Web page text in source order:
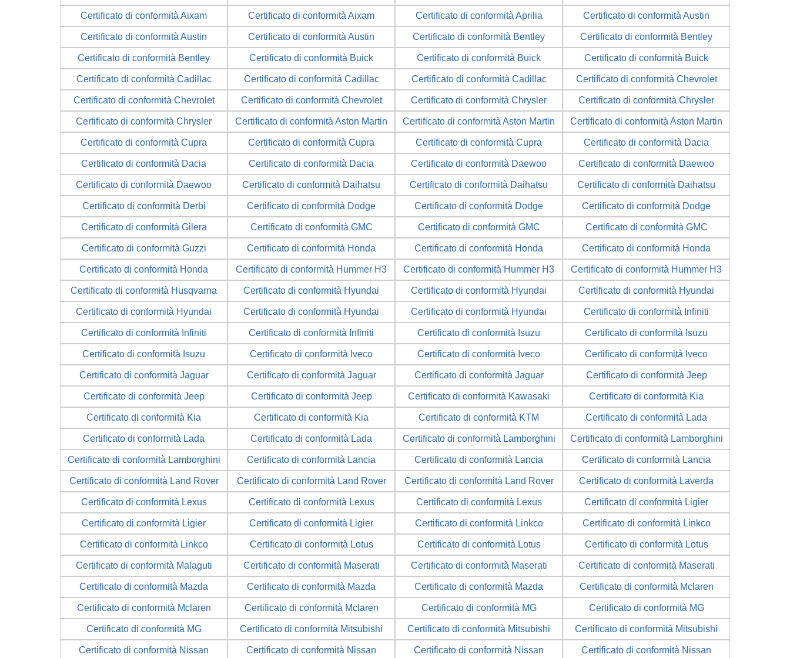
Certificato di conformità Aixam Certificato di conformità Aixam Certificato di conformità Aprilia Certificato di conformità Austin
Certificato di conformità Austin Certificato di conformità Austin Certificato di conformità Bentley Certificato di conformità Bentley
Certificato di conformità Bentley Certificato di conformità Buick Certificato di conformità Buick Certificato di conformità Buick
Certificato di conformità Cadillac Certificato di conformità Cadillac Certificato di conformità Cadillac Certificato di conformità Chevrolet
Certificato di conformità Chevrolet Certificato di conformità Chevrolet Certificato di conformità Chrysler Certificato di conformità Chrysler
Certificato di conformità Chrysler Certificato di conformità Aston Martin Certificato di conformità Aston Martin Certificato di conformità Aston Martin
Certificato di conformità Cupra Certificato di conformità Cupra Certificato di conformità Cupra Certificato di conformità Dacia
Certificato di conformità Dacia Certificato di conformità Dacia Certificato di conformità Daewoo Certificato di conformità Daewoo
Certificato di conformità Daewoo Certificato di conformità Daihatsu Certificato di conformità Daihatsu Certificato di conformità Daihatsu
Certificato di conformità Derbi Certificato di conformità Dodge Certificato di conformità Dodge Certificato di conformità Dodge
Certificato di conformità Gilera Certificato di conformità GMC Certificato di conformità GMC Certificato di conformità GMC
Certificato di conformità Guzzi Certificato di conformità Honda Certificato di conformità Honda Certificato di conformità Honda
Certificato di conformità Honda Certificato di conformità Hummer H3 Certificato di conformità Hummer H3 Certificato di conformità Hummer H3
Certificato di conformità Husqvarna Certificato di conformità Hyundai Certificato di conformità Hyundai Certificato di conformità Hyundai
Certificato di conformità Hyundai Certificato di conformità Hyundai Certificato di conformità Hyundai Certificato di conformità Infiniti
Certificato di conformità Infiniti Certificato di conformità Infiniti Certificato di conformità Isuzu Certificato di conformità Isuzu
Certificato di conformità Isuzu Certificato di conformità Iveco Certificato di conformità Iveco Certificato di conformità Iveco
Certificato di conformità Jaguar Certificato di conformità Jaguar Certificato di conformità Jaguar Certificato di conformità Jeep
Certificato di conformità Jeep Certificato di conformità Jeep Certificato di conformità Kawasaki Certificato di conformità Kia
Certificato di conformità Kia Certificato di conformità Kia Certificato di conformità KTM Certificato di conformità Lada
Certificato di conformità Lada Certificato di conformità Lada Certificato di conformità Lamborghini Certificato di conformità Lamborghini
Certificato di conformità Lamborghini Certificato di conformità Lancia Certificato di conformità Lancia Certificato di conformità Lancia
Certificato di conformità Land Rover Certificato di conformità Land Rover Certificato di conformità Land Rover Certificato di conformità Laverda
Certificato di conformità Lexus Certificato di conformità Lexus Certificato di conformità Lexus Certificato di conformità Ligier
Certificato di conformità Ligier Certificato di conformità Ligier Certificato di conformità Linkco Certificato di conformità Linkco
Certificato di conformità Linkco Certificato di conformità Lotus Certificato di conformità Lotus Certificato di conformità Lotus
Certificato di conformità Malaguti Certificato di conformità Maserati Certificato di conformità Maserati Certificato di conformità Maserati
Certificato di conformità Mazda Certificato di conformità Mazda Certificato di conformità Mazda Certificato di conformità Mclaren
Certificato di conformità Mclaren Certificato di conformità Mclaren Certificato di conformità MG Certificato di conformità MG
Certificato di conformità MG Certificato di conformità Mitsubishi Certificato di conformità Mitsubishi Certificato di conformità Mitsubishi
Certificato di conformità Nissan Certificato di conformità Nissan Certificato di conformità Nissan Certificato di conformità Nissan